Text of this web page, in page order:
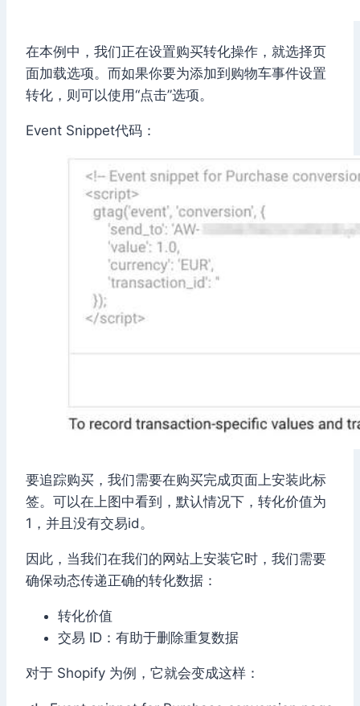
在本例中，我们正在设置购买转化操作，就选择页
面加载选项。而如果你要为添加到购物车事件设置
转化，则可以使用“点击”选项。
Event Snippet代码：
要追踪购买，我们需要在购买完成页面上安装此标
签。可以在上图中看到，默认情况下，转化价值为
1，并且没有交易id。
因此，当我们在我们的网站上安装它时，我们需要
确保动态传递正确的转化数据：
转化价值
交易 ID：有助于删除重复数据
对于 Shopify 为例，它就会变成这样：